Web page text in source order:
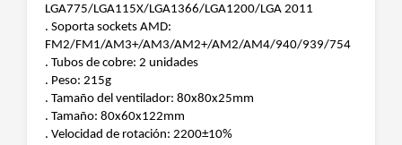
LGA775/LGA115X/LGA1366/LGA1200/LGA 2011
. Soporta sockets AMD:
FM2/FM1/AM3+/AM3/AM2+/AM2/AM4/940/939/754
. Tubos de cobre: 2 unidades
. Peso: 215g
. Tamaño del ventilador: 80x80x25mm
. Tamaño: 80x60x122mm
. Velocidad de rotación: 2200±10%